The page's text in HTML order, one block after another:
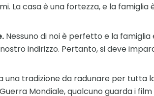
La casa è una fortezza, e la
Nessuno di noi è perfetto e la
indirizzo. Pertanto, si deve
una tradizione da radunare per tutta
Mondiale, qualcuno guarda i